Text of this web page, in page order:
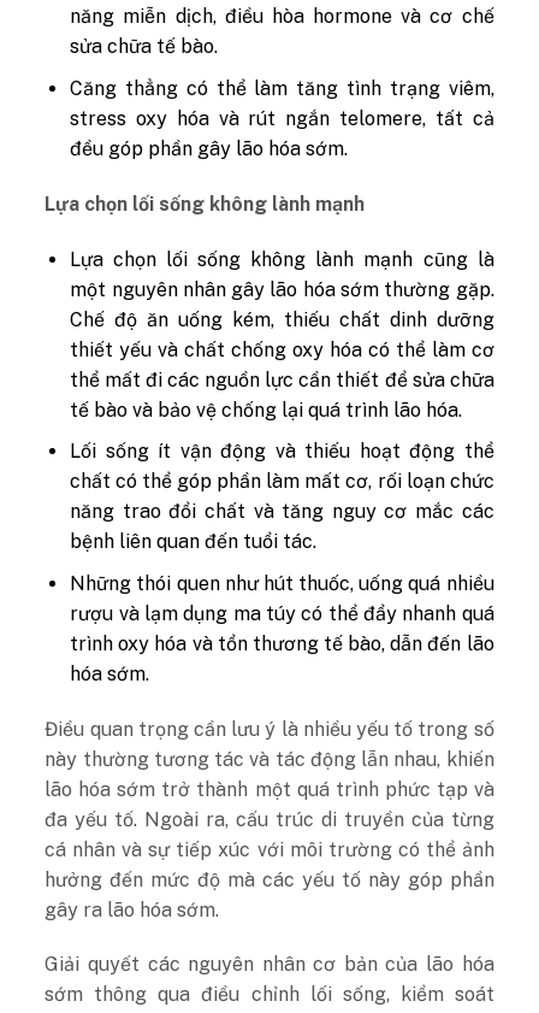
năng miễn dịch, điều hòa hormone và cơ chế
sửa chữa tế bào.
Căng thẳng có thể làm tăng tình trạng viêm,
stress oxy hóa và rút ngắn telomere, tất cả
đều góp phần gây lão hóa sớm.
Lựa chọn lối sống không lành mạnh
Lựa chọn lối sống không lành mạnh cũng là
một nguyên nhân gây lão hóa sớm thường gặp.
Chế độ ăn uống kém, thiếu chất dinh dưỡng
thiết yếu và chất chống oxy hóa có thể làm cơ
thể mất đi các nguồn lực cần thiết để sửa chữa
tế bào và bảo vệ chống lại quá trình lão hóa.
Lối sống ít vận động và thiếu hoạt động thể
chất có thể góp phần làm mất cơ, rối loạn chức
năng trao đổi chất và tăng nguy cơ mắc các
bệnh liên quan đến tuổi tác.
Những thói quen như hút thuốc, uống quá nhiều
rượu và lạm dụng ma túy có thể đẩy nhanh quá
trình oxy hóa và tổn thương tế bào, dẫn đến lão
hóa sớm.
Điều quan trọng cần lưu ý là nhiều yếu tố trong số
này thường tương tác và tác động lẫn nhau, khiến
lão hóa sớm trở thành một quá trình phức tạp và
đa yếu tố. Ngoài ra, cấu trúc di truyền của từng
cá nhân và sự tiếp xúc với môi trường có thể ảnh
hưởng đến mức độ mà các yếu tố này góp phần
gây ra lão hóa sớm.
Giải quyết các nguyên nhân cơ bản của lão hóa
sớm thông qua điều chỉnh lối sống, kiểm soát